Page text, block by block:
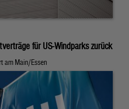
für US-Windparks zurück
am Main/Essen